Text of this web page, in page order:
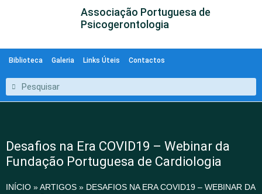
Associação Portuguesa de
Psicogerontologia
Biblioteca Galeria Links Úteis Contactos
Desafios na Era COVID19 – Webinar da
Fundação Portuguesa de Cardiologia
INÍCIO »ARTIGOS » DESAFIOS NA ERA COVID19 – WEBINAR DA